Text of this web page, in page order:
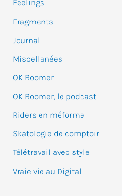
h
e
r
Feelings
Fragments
Journal
Miscellanées
OK Boomer
OK Boomer, le podcast
Riders en méforme
Skatologie de comptoir
Télétravail avec style
Vraie vie au Digital